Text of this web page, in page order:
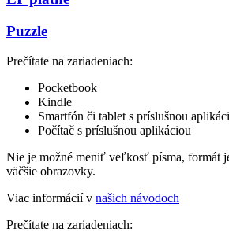
Puzzle
Prečítate na zariadeniach:
Pocketbook
Kindle
Smartfón či tablet s príslušnou
Počítač s príslušnou aplikáciou
Nie je možné meniť veľkosť písma, formát
väčšie obrazovky.
Viac informácií v našich návodoch
Prečítate na zariadeniach: